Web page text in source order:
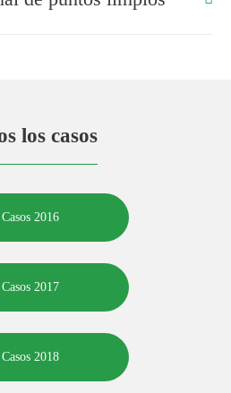
los casos
Casos 2016
Casos 2017
Casos 2018